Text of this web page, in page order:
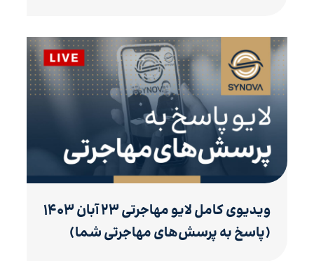
ویدیوی کامل لایو مهاجرتی ۲۳ آبان ۱۴۰۳
(پاسخ به پرسش‌های مهاجرتی شما)